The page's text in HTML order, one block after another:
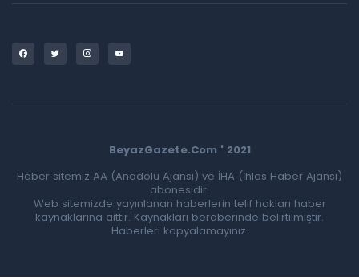
BeyazGazete.Com ' 2021
Haber sitemiz AA (Anadolu Ajansı) ve İHA (İhlas Haber Ajansı)
abonesidir.
Web sitemizde yayınlanan haberlerin telif hakları haber
kaynaklarına aittir. Kaynakları beraberinde belirtilmiştir.
Haberleri kopyalamayınız.